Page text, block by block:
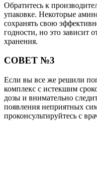
Обратитесь к
упаковке. Некоторые
сохранять свою
годности, но это зависит
хранения.
СОВЕТ №3
Если вы все же решили
комплекс с истекшим
дозы и внимательно
появления неприятных
проконсультируйтесь с